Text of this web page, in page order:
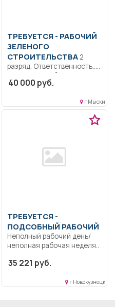
ТРЕБУЕТСЯ - РАБОЧИЙ
ЗЕЛЕНОГО
СТРОИТЕЛЬСТВА2
разряд. Ответственность..
Выполняет работы при
закладке зеленых
40 000 руб.
г Мыски
ТРЕБУЕТСЯ -
ПОДСОБНЫЙ РАБОЧИЙ
Неполный рабочий день/
неполная рабочая неделя..
35 221 руб.
г Новокузнецк